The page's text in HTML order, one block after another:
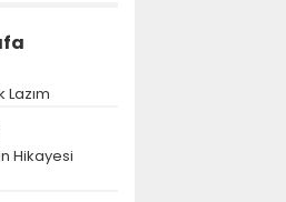
Hikayesi